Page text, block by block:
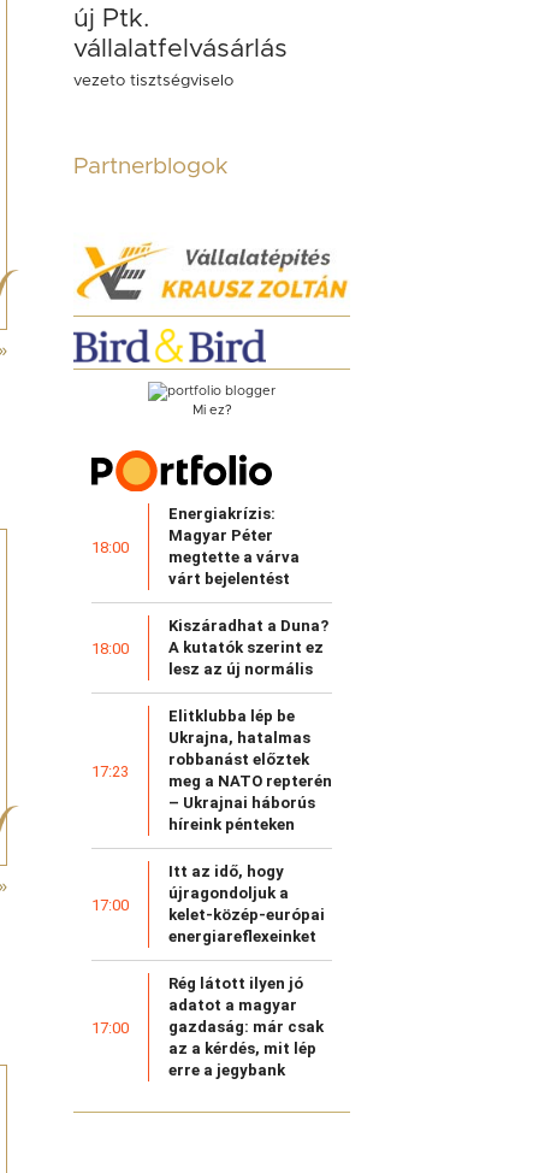
új Ptk.
vállalatfelvásárlás
vezeto tisztségviselo
Partnerblogok
Mi ez?
18:00
Energiakrízis:
Magyar Péter
megtette a várva
várt bejelentést
18:00
Kiszáradhat a Duna?
A kutatók szerint ez
lesz az új normális
17:23
Elitklubba lép be
Ukrajna, hatalmas
robbanást előztek
meg a NATO repterén
– Ukrajnai háborús
híreink pénteken
17:00
Itt az idő, hogy
újragondoljuk a
kelet-közép-európai
energiareflexeinket
17:00
Rég látott ilyen jó
adatot a magyar
gazdaság: már csak
az a kérdés, mit lép
erre a jegybank